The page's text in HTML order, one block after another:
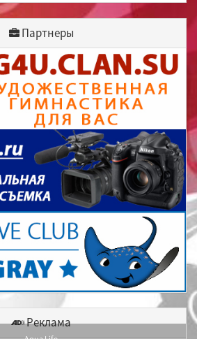
Партнеры
Реклама